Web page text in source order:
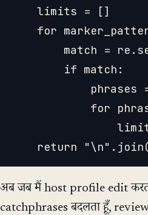
    limits = []
for
match =
        if match:
phrases
for
अब जब मैं host profile edit
catchphrases बदलता हूँ,